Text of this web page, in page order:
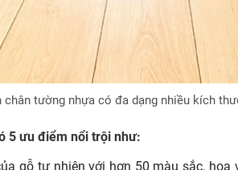
chân tường nhựa có đa dạng nhiều kích
5 ưu điểm nổi trội như:
gỗ tự nhiên với hơn 50 màu sắc, hoa